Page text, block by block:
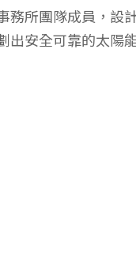
務所團隊成員，設
出安全可靠的太陽